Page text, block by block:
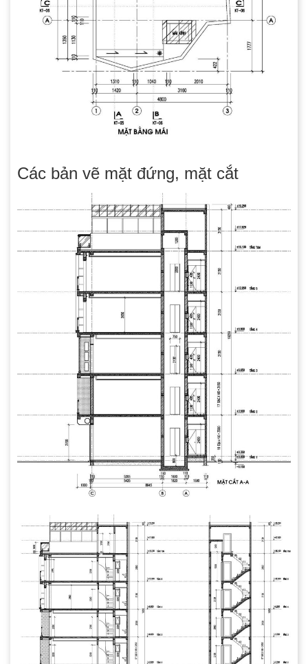
Các bản vẽ mặt đứng, mặt cắt